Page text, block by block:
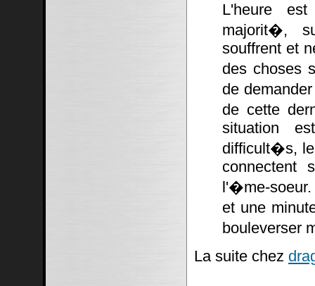
L'heure
majorit�,
souffrent et
des choses
de
de cette
situation
difficult�s,
connectent
l'�me-soeur.
et une
bouleverser
La suite chez